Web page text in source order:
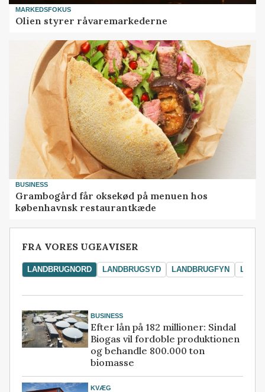
MARKEDSFOKUS
Olien styrer råvaremarkederne
BUSINESS
Grambogård får oksekød på menuen hos
københavnsk restaurantkæde
FRA VORES UGEAVISER
LANDBRUGNORD LANDBRUGSYD LANDBRUGFYN
BUSINESS
Efter lån på 182 millioner: Sindal
Biogas vil fordoble produktionen
og behandle 800.000 ton
biomasse
KVÆG